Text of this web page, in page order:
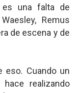
es una falta de
Remus
de escena y de
eso. Cuando un
realizando